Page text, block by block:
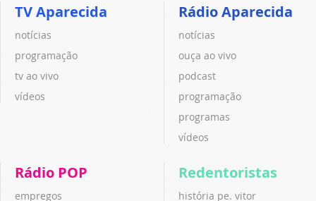
TV Aparecida
notícias
programação
tv ao vivo
vídeos
Rádio Aparecida
notícias
ouça ao vivo
podcast
programação
programas
vídeos
Rádio POP
empregos
Redentoristas
história pe. vitor